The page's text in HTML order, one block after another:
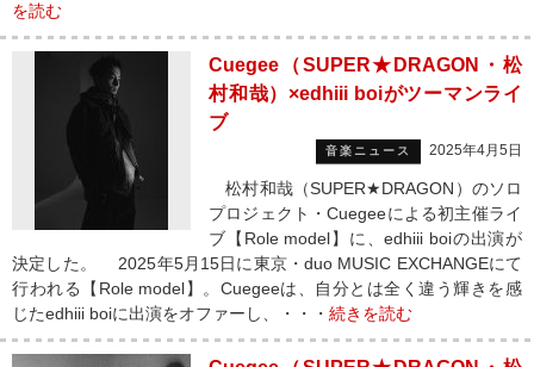
を読む
Cuegee（SUPER★DRAGON・松
村和哉）×edhiii boiがツーマンライ
ブ
音楽ニュース 2025年4月5日
松村和哉（SUPER★DRAGON）のソロ
プロジェクト・Cuegeeによる初主催ライ
ブ【Role model】に、edhiii boiの出演が
決定した。 2025年5月15日に東京・duo MUSIC EXCHANGEにて
行われる【Role model】。Cuegeeは、自分とは全く違う輝きを感
じたedhiii boiに出演をオファーし、・・・ 続きを読む